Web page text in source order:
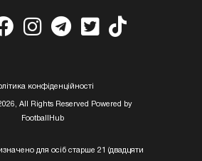
конфiденцiйностi
All Rights Reserved Powered by
FootballHub
для осіб старше 21 (двадцяти